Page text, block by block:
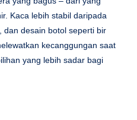
Kaca lebih stabil daripada
dan desain botol seperti bir
kecanggungan saat
yang lebih sadar bagi